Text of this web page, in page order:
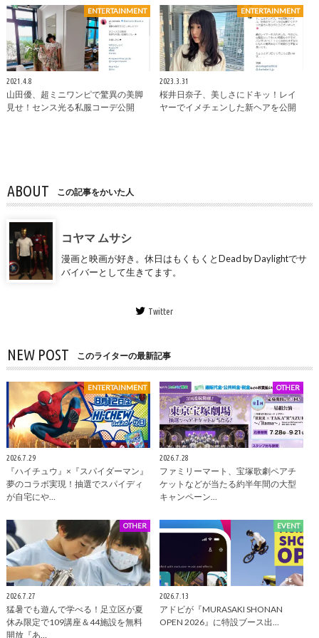
ENTERTAINMENT
2021.4.8
山田優、超ミニワンピで驚異の美脚
見せ！センス光る私服コーデ公開
ENTERTAINMENT
2023.3.31
桜井日奈子、美しさにドキッ！レイ
ヤーでイメチェンした新ヘアを公開
ABOUT この記事をかいた人
コヤマ ムサシ
漫画と映画が好き。休日はもくもくとDead by Daylightでサ
バイバーとして生きてます。
Twitter
NEW POST このライターの最新記事
ENTERTAINMENT
2026.7.29
『ハイチュウ』×『スパイダーマン』
夢のコラボ実現！抽選でスパイディ
が自宅にや…
OTHER
2026.7.28
ファミリーマート、宝塚歌劇ペアチ
ケットなどが当たる約半年間の大型
キャンペーン…
OTHER
2026.7.27
猛暑でも遊んで学べる！足立区が夏
休み限定で109講座＆44施設を無料
開放『あ…
EVENT
2026.7.13
アドビが『MURASAKI SHONAN
OPEN 2026』に特設ブース出…